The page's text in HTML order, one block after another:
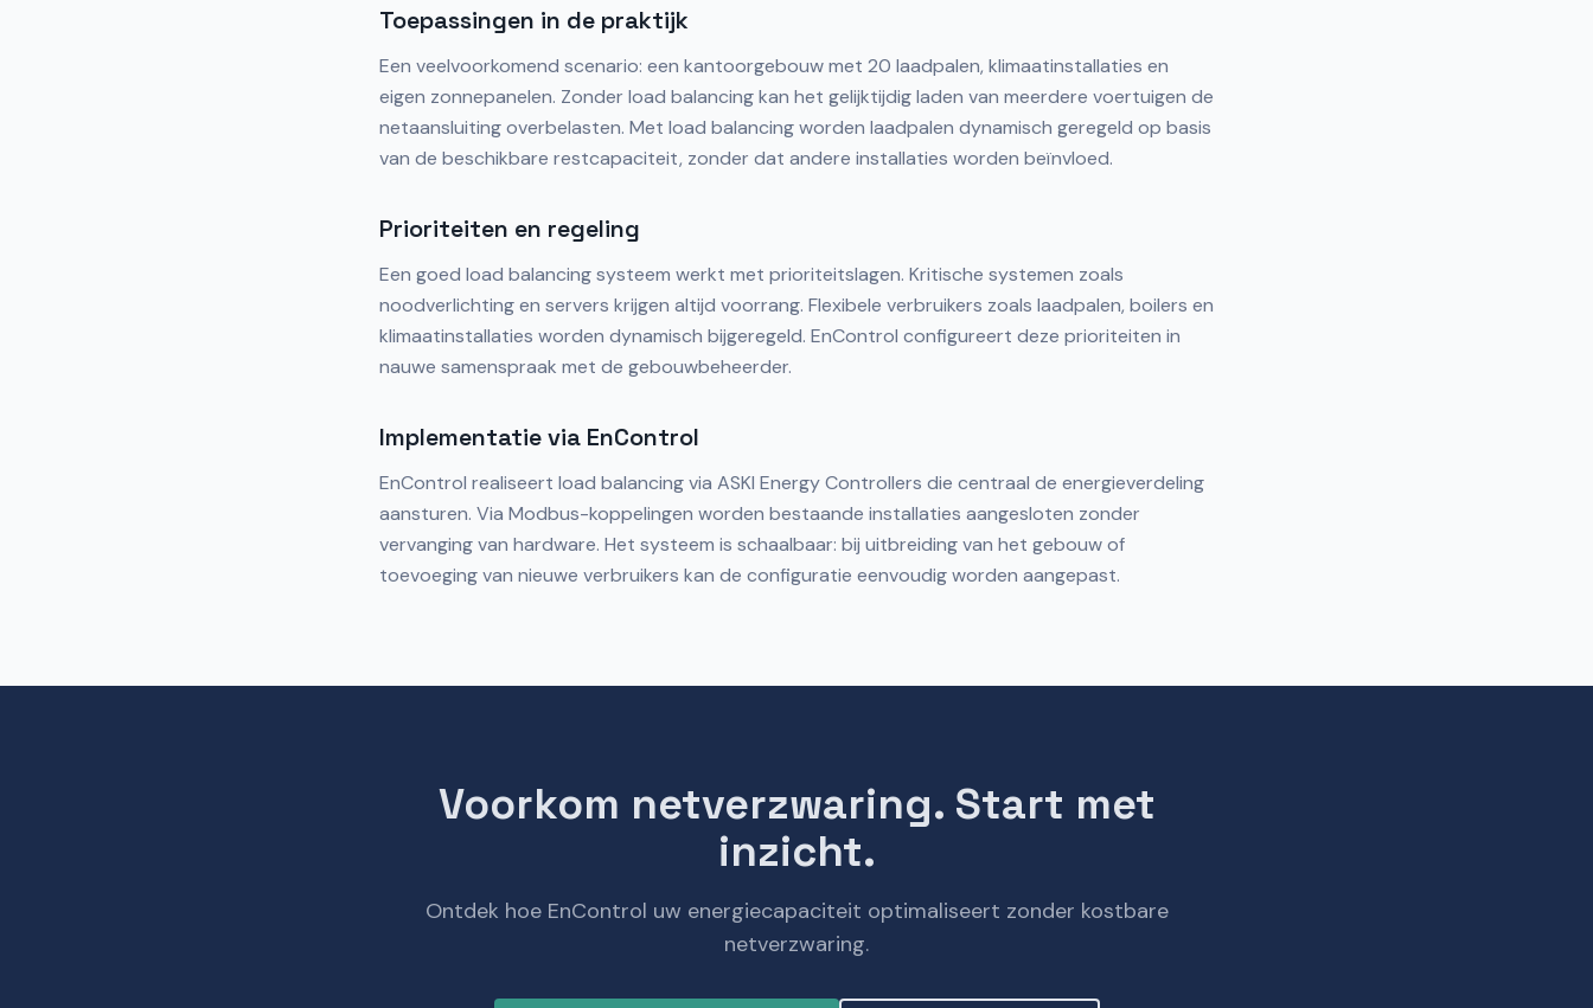
Toepassingen in de praktijk
Een veelvoorkomend scenario: een kantoorgebouw met 20 laadpalen, klimaatinstallaties en
eigen zonnepanelen. Zonder load balancing kan het gelijktijdig laden van meerdere voertuigen de
netaansluiting overbelasten. Met load balancing worden laadpalen dynamisch geregeld op basis
van de beschikbare restcapaciteit, zonder dat andere installaties worden beïnvloed.
Prioriteiten en regeling
Een goed load balancing systeem werkt met prioriteitslagen. Kritische systemen zoals
noodverlichting en servers krijgen altijd voorrang. Flexibele verbruikers zoals laadpalen, boilers en
klimaatinstallaties worden dynamisch bijgeregeld. EnControl configureert deze prioriteiten in
nauwe samenspraak met de gebouwbeheerder.
Implementatie via EnControl
EnControl realiseert load balancing via ASKI Energy Controllers die centraal de energieverdeling
aansturen. Via Modbus-koppelingen worden bestaande installaties aangesloten zonder
vervanging van hardware. Het systeem is schaalbaar: bij uitbreiding van het gebouw of
toevoeging van nieuwe verbruikers kan de configuratie eenvoudig worden aangepast.
Voorkom netverzwaring. Start met
inzicht.
Ontdek hoe EnControl uw energiecapaciteit optimaliseert zonder kostbare
netverzwaring.